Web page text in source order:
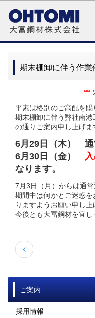
期末棚卸に伴う作
平素は格別のご高配を賜
期末棚卸に伴う弊社南
の通りご案内申し上げま
6月29日（木） 通
6月30日（金）
なります。
7月3日（月）からは通常
期間中は何かとご迷惑
りますようお願い申し上
今後とも大冨鋼材を宜し

ご案内
採用情報